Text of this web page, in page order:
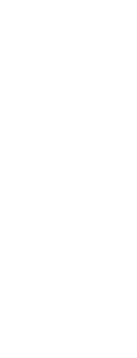
学生の学業に関す
なデータポイント
者、コース提供関